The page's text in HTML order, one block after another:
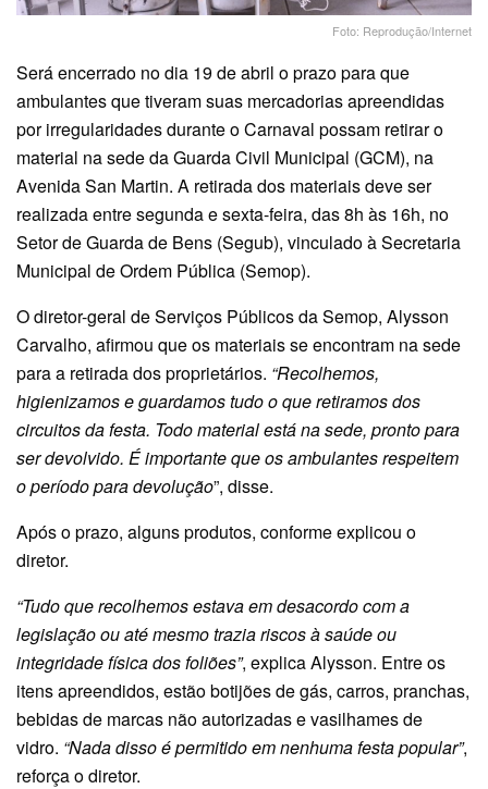
Foto: Reprodução/Internet
Será encerrado no dia 19 de abril o prazo para que
ambulantes que tiveram suas mercadorias apreendidas
por irregularidades durante o Carnaval possam retirar o
material na sede da Guarda Civil Municipal (GCM), na
Avenida San Martin. A retirada dos materiais deve ser
realizada entre segunda e sexta-feira, das 8h às 16h, no
Setor de Guarda de Bens (Segub), vinculado à Secretaria
Municipal de Ordem Pública (Semop).
O diretor-geral de Serviços Públicos da Semop, Alysson
Carvalho, afirmou que os materiais se encontram na sede
para a retirada dos proprietários. “Recolhemos,
higienizamos e guardamos tudo o que retiramos dos
circuitos da festa. Todo material está na sede, pronto para
ser devolvido. É importante que os ambulantes respeitem
o período para devolução”, disse.
Após o prazo, alguns produtos, conforme explicou o
diretor.
“Tudo que recolhemos estava em desacordo com a
legislação ou até mesmo trazia riscos à saúde ou
integridade física dos foliões”, explica Alysson. Entre os
itens apreendidos, estão botijões de gás, carros, pranchas,
bebidas de marcas não autorizadas e vasilhames de
vidro. “Nada disso é permitido em nenhuma festa popular”,
reforça o diretor.